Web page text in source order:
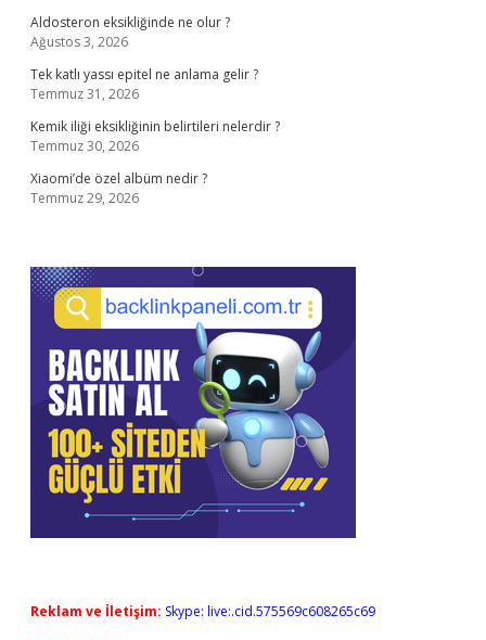
Aldosteron eksikliğinde ne olur ?
Ağustos 3, 2026
Tek katlı yassı epitel ne anlama gelir ?
Temmuz 31, 2026
Kemik iliği eksikliğinin belirtileri nelerdir ?
Temmuz 30, 2026
Xiaomi’de özel albüm nedir ?
Temmuz 29, 2026
Reklam ve İletişim: Skype: live:.cid.575569c608265c69